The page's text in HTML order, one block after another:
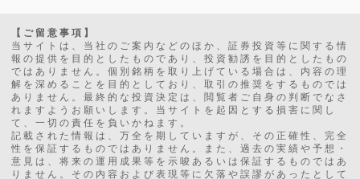
【ご留意事項】
当サイトは、当社のご案内などのほか、証券投資等に関する情
報の提供を目的としたものであり、投資勧誘を目的としたもの
ではありません。個別銘柄を取り上げている場合は、内容の理
解を深めることを目的としており、取引の推奨をするものでは
ありません。最終的な投資決定は、閲覧者ご自身の判断でなさ
れますようお願いします。当サイトを起因とする損害に関し
て、一切の責任を負いかねます。
記載された情報は、万全を期していますが、その正確性、完全
性を保証するものではありません。また、過去の実績や予想・
意見は、将来の運用成果等を示唆あるいは保証するものではあ
りません。その内容および表現等に欠落や誤謬があったとして